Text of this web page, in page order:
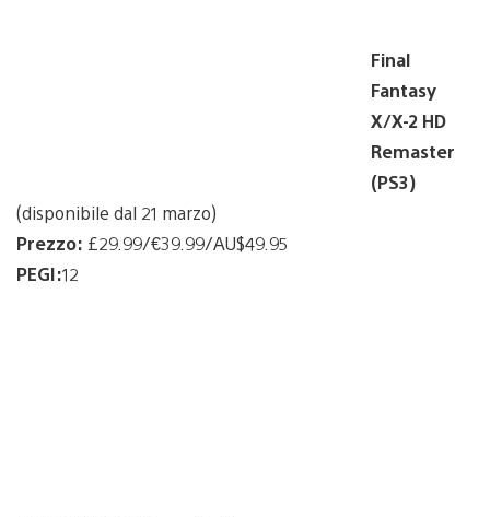
Final
Fantasy
X/X-2 HD
Remaster
(PS3)
(disponibile dal 21 marzo)
Prezzo: £29.99/€39.99/AU$49.95
PEGI:12